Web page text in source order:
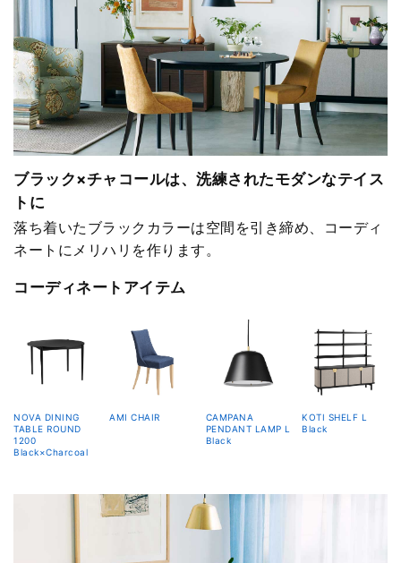
ブラック×チャコールは、洗練されたモダンなテイス
トに
落ち着いたブラックカラーは空間を引き締め、コーディ
ネートにメリハリを作ります。
コーディネートアイテム
NOVA DINING
TABLE ROUND
1200
Black×Charcoal
AMI CHAIR
CAMPANA
PENDANT LAMP L
Black
KOTI SHELF L
Black